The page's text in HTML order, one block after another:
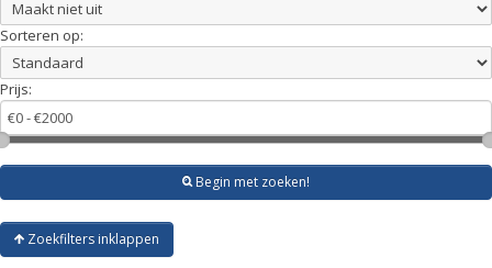
Sorteren op:
Prijs:
Begin met zoeken!
Zoekfilters inklappen